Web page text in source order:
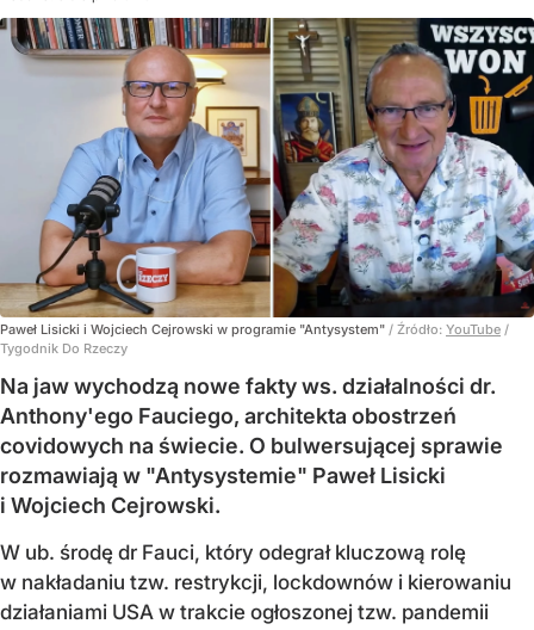
Paweł Lisicki i Wojciech Cejrowski w programie "Antysystem" / Źródło: YouTube /
Tygodnik Do Rzeczy
Na jaw wychodzą nowe fakty ws. działalności dr.
Anthony'ego Fauciego, architekta obostrzeń
covidowych na świecie. O bulwersującej sprawie
rozmawiają w "Antysystemie" Paweł Lisicki
i Wojciech Cejrowski.
W ub. środę dr Fauci, który odegrał kluczową rolę
w nakładaniu tzw. restrykcji, lockdownów i kierowaniu
działaniami USA w trakcie ogłoszonej tzw. pandemii